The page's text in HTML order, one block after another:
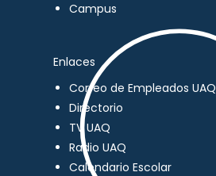
Campus
Enlaces
Correo de Empleados UAQ
Directorio
TV UAQ
Radio UAQ
Calendario Escolar